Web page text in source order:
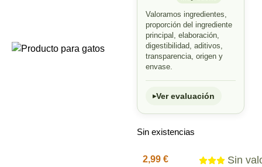
Valoramos ingredientes,
proporción del ingrediente
principal, elaboración,
digestibilidad, aditivos,
transparencia, origen y
envase.
Ver evaluación
Sin existencias
2,99 €
Sin